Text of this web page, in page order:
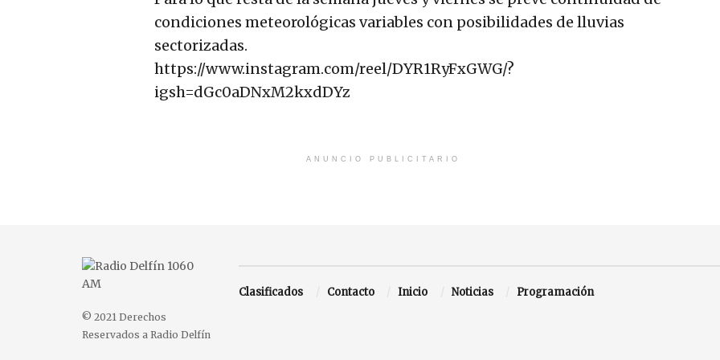
condiciones meteorológicas variables con posibilidades de lluvias
sectorizadas.
https://www.instagram.com/reel/DYR1RyFxGWG/?
igsh=dGc0aDNxM2kxdDYz
ANUNCIO PUBLICITARIO
© 2021 Derechos
Reservados a Radio Delfín
Clasificados Contacto Inicio Noticias Programación